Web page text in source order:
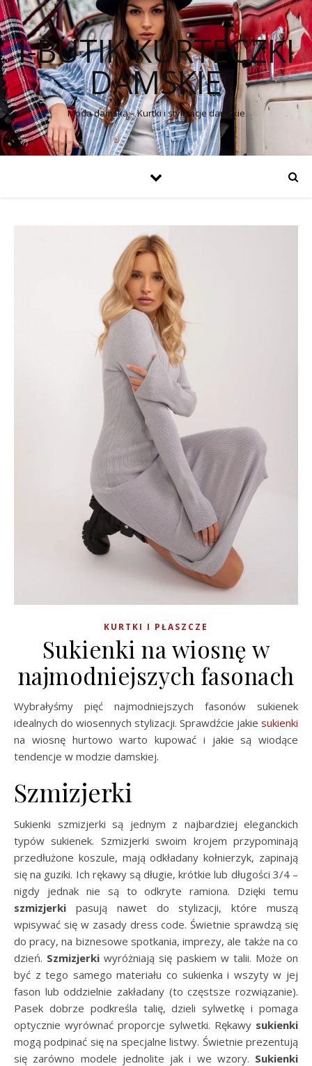
I-BUTIK KURTECZKI
DAMSKIE
Moda damska – Kurtki i stylizacje damskie
KURTKI I PŁASZCZE
Sukienki na wiosnę w
najmodniejszych fasonach
Wybrałyśmy pięć najmodniejszych fasonów sukienek
idealnych do wiosennych stylizacji. Sprawdźcie jakie sukienki
na wiosnę hurtowo warto kupować i jakie są wiodące
tendencje w modzie damskiej.
Szmizjerki
Sukienki szmizjerki są jednym z najbardziej eleganckich
typów sukienek. Szmizjerki swoim krojem przypominają
przedłużone koszule, mają odkładany kołnierzyk, zapinają
się na guziki. Ich rękawy są długie, krótkie lub długości 3/4 –
nigdy jednak nie są to odkryte ramiona. Dzięki temu
szmizjerki pasują nawet do stylizacji, które muszą
wpisywać się w zasady dress code. Świetnie sprawdzą się
do pracy, na biznesowe spotkania, imprezy, ale także na co
dzień. Szmizjerki wyróżniają się paskiem w talii. Może on
być z tego samego materiału co sukienka i wszyty w jej
fason lub oddzielnie zakładany (to częstsze rozwiązanie).
Pasek dobrze podkreśla talię, dzieli sylwetkę i pomaga
optycznie wyrównać proporcje sylwetki. Rękawy sukienki
mogą podpinać się na specjalne listwy. Świetnie prezentują
się zarówno modele jednolite jak i we wzory. Sukienki